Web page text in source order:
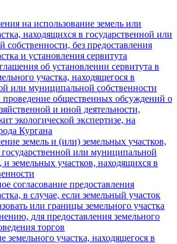
на использование земель или
находящихся в государственной или
собственности, без предоставления
и установления сервитута
об установлении сервитута в
участка, находящегося в
или муниципальной собственности
проведение общественных обсуждений о
и иной деятельности,
экологической экспертизе, на
Кургана
земель и (или) земельных участков,
или муниципальной
и земельных участков, находящихся в
согласование предоставления
в случае, если земельный участок
или границы земельного участка
для предоставления земельного
торгов
земельного участка, находящегося в